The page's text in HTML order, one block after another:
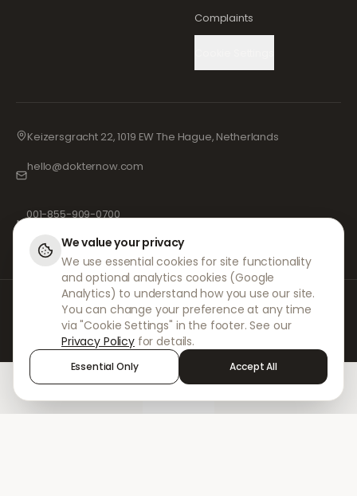
Complaints
Keizersgracht 22, 1019 EW The Hague, Netherlands
hello@dokternow.com
📞
001-855-909-0700
DokterNow tekee yhteistyötä rekisteröityjen lääkäreiden, apteekkien ja
kokeneiden lääketieteen ammattilaisten kanssa varmistaakseen, että
reseptisi käsitellään turvallisesti ja äärimmäisellä huolellisuudella.
Rekisteröidyt riippumattomat reseptinkirjoittajamme vastaavat kaikista
konsultaatioista ja lääkemääräyksistä. Kumppaniapteekkimme
huolehtivat lääkkeiden toimittamisesta ja postituksesta.
We value your privacy
We use essential cookies for site functionality
and optional analytics cookies (Google
Analytics) to understand how you use our site.
You can change your preference at any time
via "Cookie Settings" in the footer. See our
Privacy Policy for details.
Essential Only Accept All
Sign in